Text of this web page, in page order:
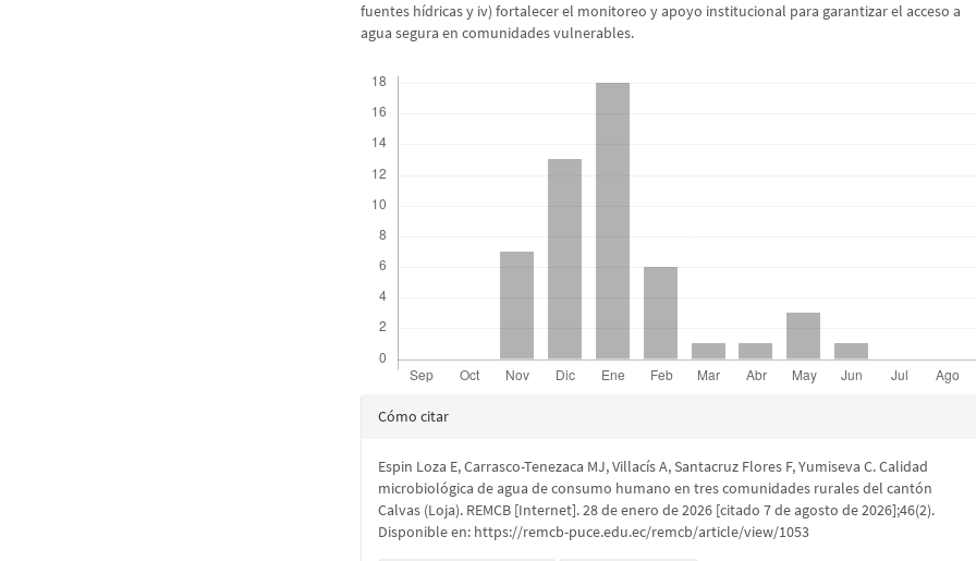
fuentes hídricas y iv) fortalecer el monitoreo y apoyo institucional para garantizar el acceso a
agua segura en comunidades vulnerables.
Detalles
artículo
Cómo citar
Espin Loza E, Carrasco-Tenezaca MJ, Villacís A, Santacruz Flores F, Yumiseva C. Calidad
microbiológica de agua de consumo humano en tres comunidades rurales del cantón
Calvas (Loja). REMCB [Internet]. 28 de enero de 2026 [citado 7 de agosto de 2026];46(2).
Disponible en: https://remcb-puce.edu.ec/remcb/article/view/1053